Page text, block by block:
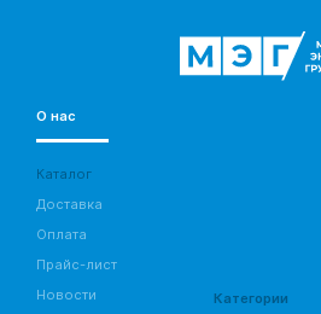
О нас
Каталог
Доставка
Оплата
Прайс-лист
Новости
Категории